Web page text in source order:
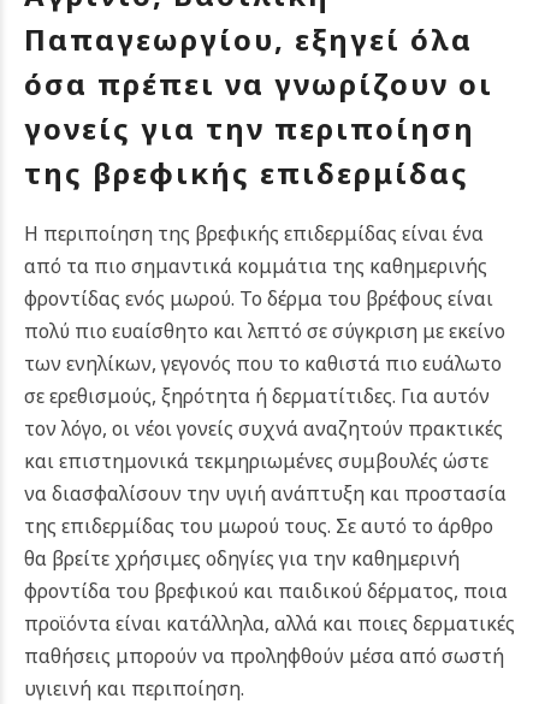
Παπαγεωργίου, εξηγεί όλα
όσα πρέπει να γνωρίζουν οι
γονείς για την περιποίηση
της βρεφικής επιδερμίδας
Η περιποίηση της βρεφικής επιδερμίδας είναι ένα
από τα πιο σημαντικά κομμάτια της καθημερινής
φροντίδας ενός μωρού. Το δέρμα του βρέφους είναι
πολύ πιο ευαίσθητο και λεπτό σε σύγκριση με εκείνο
των ενηλίκων, γεγονός που το καθιστά πιο ευάλωτο
σε ερεθισμούς, ξηρότητα ή δερματίτιδες. Για αυτόν
τον λόγο, οι νέοι γονείς συχνά αναζητούν πρακτικές
και επιστημονικά τεκμηριωμένες συμβουλές ώστε
να διασφαλίσουν την υγιή ανάπτυξη και προστασία
της επιδερμίδας του μωρού τους. Σε αυτό το άρθρο
θα βρείτε χρήσιμες οδηγίες για την καθημερινή
φροντίδα του βρεφικού και παιδικού δέρματος, ποια
προϊόντα είναι κατάλληλα, αλλά και ποιες δερματικές
παθήσεις μπορούν να προληφθούν μέσα από σωστή
υγιεινή και περιποίηση.